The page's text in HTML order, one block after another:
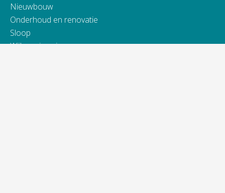
Nieuwbouw
Onderhoud en renovatie
Sloop
Wijkvernieuwing